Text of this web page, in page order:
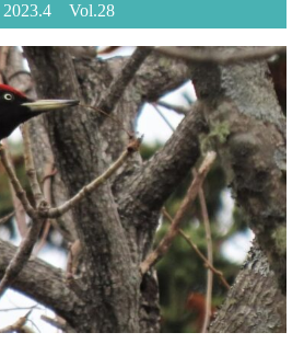
2023.4 Vol.28